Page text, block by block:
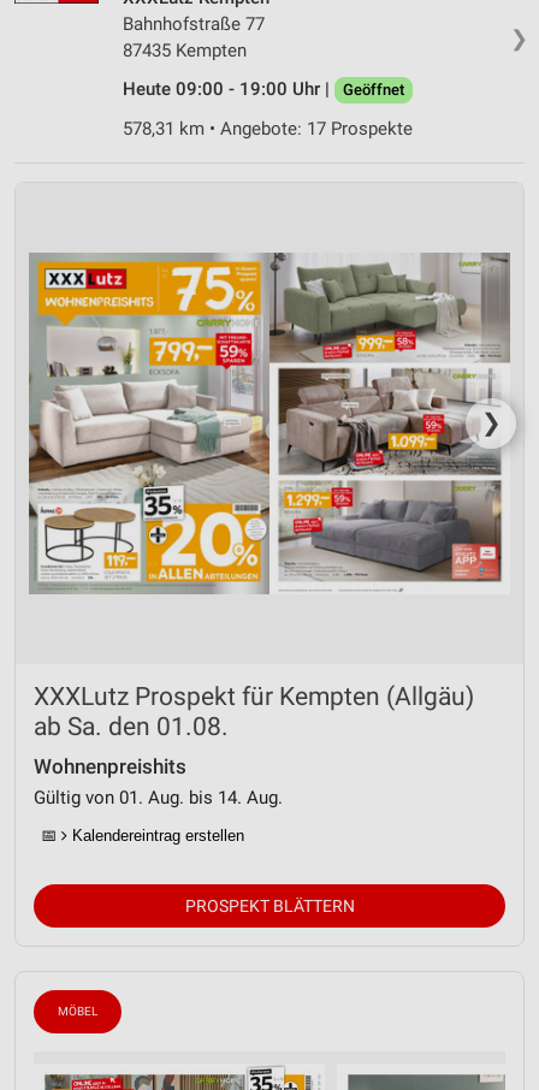
❯
Bahnhofstraße 77
87435 Kempten
Heute 09:00 - 19:00 Uhr |
Geöffnet
578,31 km • Angebote: 17 Prospekte
❯
XXXLutz Prospekt für Kempten (Allgäu)
ab Sa. den 01.08.
Wohnenpreishits
Gültig von 01. Aug. bis 14. Aug.
📅 Kalendereintrag erstellen
PROSPEKT BLÄTTERN
MÖBEL